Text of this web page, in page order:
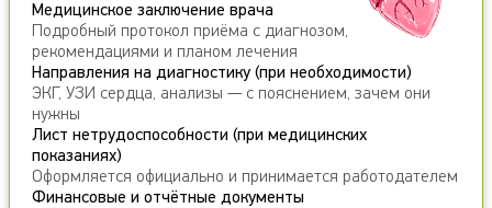
Медицинское заключение врача
Подробный протокол приёма с диагнозом,
рекомендациями и планом лечения
Направления на диагностику (при необходимости)
ЭКГ, УЗИ сердца, анализы — с пояснением, зачем они
нужны
Лист нетрудоспособности (при медицинских
показаниях)
Оформляется официально и принимается работодателем
Финансовые и отчётные документы